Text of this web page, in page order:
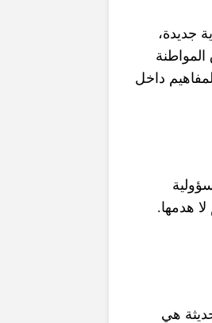
جديدة،
داخل
هدمها.
هي